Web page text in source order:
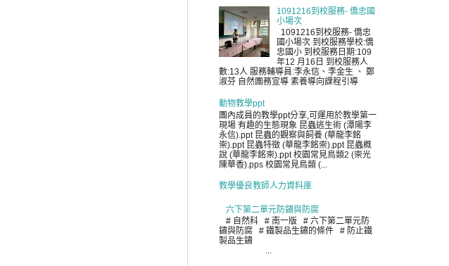
1091216到校服務- 僑忠國
小場次
1091216到校服務- 僑忠
國小場次 到校服務學校:僑
忠國小 到校服務日期:109
年12 月16日 到校服務人
數:13人 服務輔導員:李永信、李金生 、 鄭
淑芬 自然團務宣導 素養導向課程引導
動物教學ppt
團內成員的教學ppt分享,可運用於教學第一
現場 有趣的生態現象 昆蟲逃生術 (潭陽李
永信).ppt 昆蟲的觀察與飼養 (華龍李銘
崇).ppt 昆蟲特徵 (華龍李銘崇).ppt 昆蟲概
說 (華龍李銘崇).ppt 校園常見鳥類2 (崇光
陳華香).pps 校園常見鳥類 (...
教學優良教師人力資料庫
六下第二單元防鏽與防腐
# 自然科 # 南一版 # 六下第二單元防
鏽與防腐 # 鐵製品生鏽的條件 # 防止鐵
製品生鏽
...